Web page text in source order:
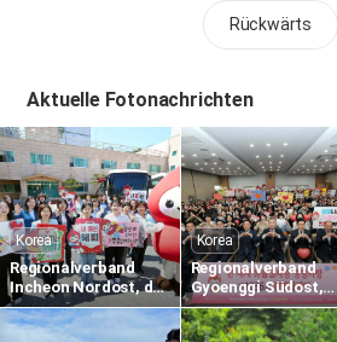
Rückwärts
Aktuelle Fotonachrichten
Korea
Regionalverband
Incheon Nordost, der
1.895. weltweite
Blutspende-
Korea
Regionalverband
Gyoenggi Südost,
der 1.836. weltweite
Blutspende-